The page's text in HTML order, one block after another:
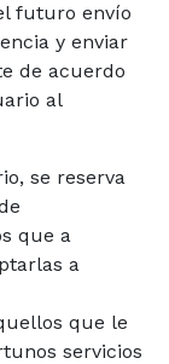
futuro envío
y enviar
de acuerdo
al
se reserva
que a
a
que le
servicios